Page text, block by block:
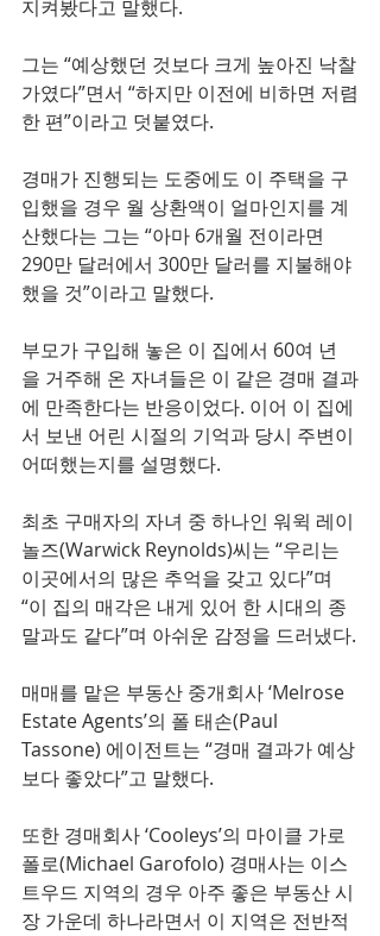
지켜봤다고 말했다.
그는 “예상했던 것보다 크게 높아진 낙찰
가였다”면서 “하지만 이전에 비하면 저렴
한 편”이라고 덧붙였다.
경매가 진행되는 도중에도 이 주택을 구
입했을 경우 월 상환액이 얼마인지를 계
산했다는 그는 “아마 6개월 전이라면
290만 달러에서 300만 달러를 지불해야
했을 것”이라고 말했다.
부모가 구입해 놓은 이 집에서 60여 년
을 거주해 온 자녀들은 이 같은 경매 결과
에 만족한다는 반응이었다. 이어 이 집에
서 보낸 어린 시절의 기억과 당시 주변이
어떠했는지를 설명했다.
최초 구매자의 자녀 중 하나인 워윅 레이
놀즈(Warwick Reynolds)씨는 “우리는
이곳에서의 많은 추억을 갖고 있다”며
“이 집의 매각은 내게 있어 한 시대의 종
말과도 같다”며 아쉬운 감정을 드러냈다.
매매를 맡은 부동산 중개회사 ‘Melrose
Estate Agents’의 폴 태손(Paul
Tassone) 에이전트는 “경매 결과가 예상
보다 좋았다”고 말했다.
또한 경매회사 ‘Cooleys’의 마이클 가로
폴로(Michael Garofolo) 경매사는 이스
트우드 지역의 경우 아주 좋은 부동산 시
장 가운데 하나라면서 이 지역은 전반적